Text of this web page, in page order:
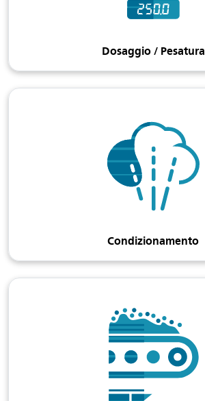
Dosaggio / Pesatura
Condizionamento